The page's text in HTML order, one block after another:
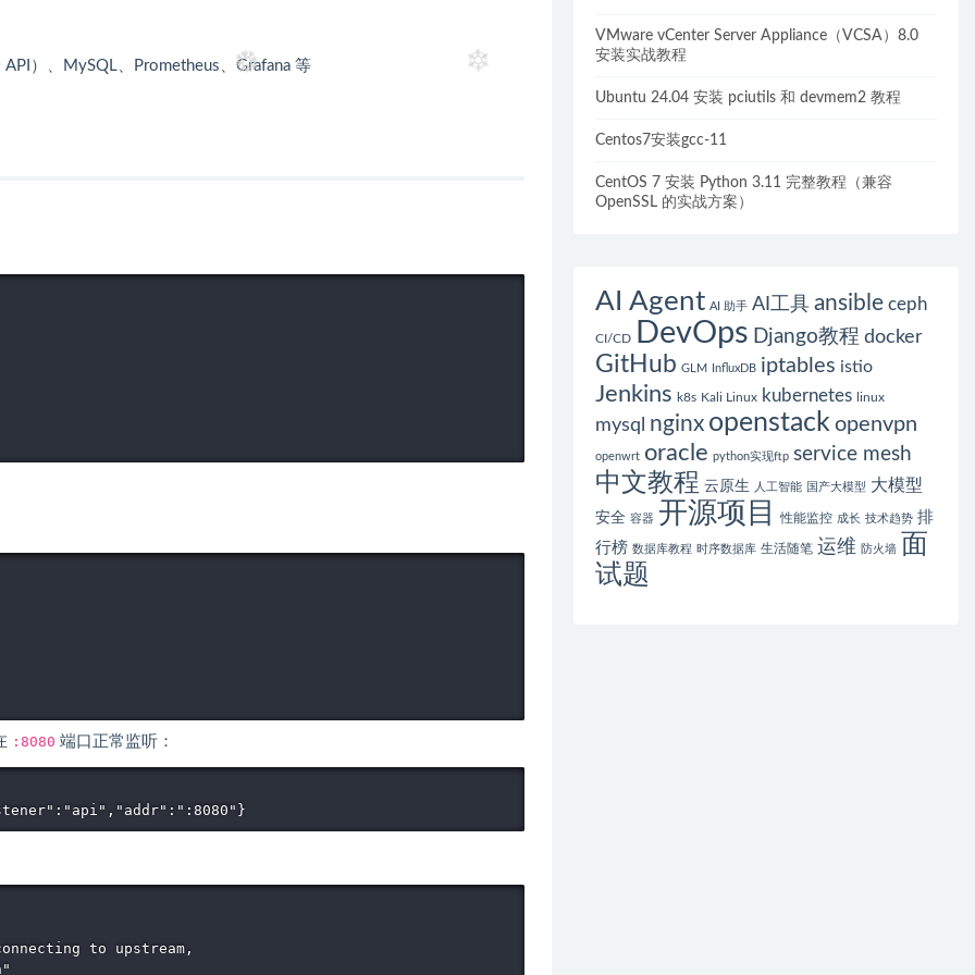
）、MySQL、Prometheus、Grafana 等
:8080 端口正常监听：
to upstream,
VMware vCenter Server Appliance（VCSA）8.0
安装实战教程
Ubuntu 24.04 安装 pciutils 和 devmem2 教程
Centos7安装gcc-11
CentOS 7 安装 Python 3.11 完整教程（兼容
OpenSSL 的实战方案）
AI Agent AI 助手 AI工具 ansible ceph
CI/CD DevOps Django教程 docker
GitHub GLM InfluxDB iptables istio
Jenkins k8s Kali Linux kubernetes linux
mysql nginx openstack openvpn
openwrt oracle python实现ftp service mesh
中文教程 云原生 人工智能 国产大模型 大模型
安全 容器 开源项目 性能监控 成长 技术趋势 排
行榜 数据库教程 时序数据库 生活随笔 运维 防火墙 面
试题